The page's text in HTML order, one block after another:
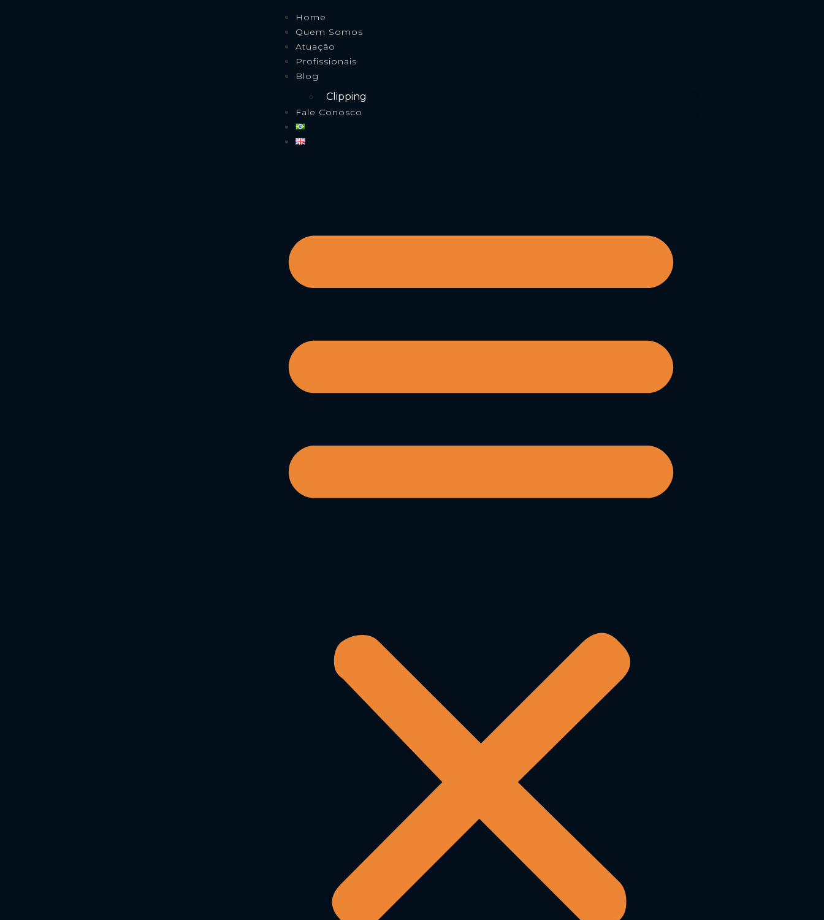
Home
Quem Somos
Atuação
Profissionais
Blog
Clipping
Fale Conosco